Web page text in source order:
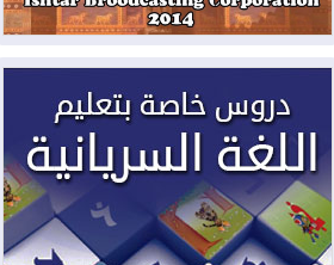
2026-08-03رئيس إقليم كوردستان في
2026-08-03العراق يؤكد مجدداً التزامه
بمنع الهجمات على الدول المجاورة
2026-08-03العجز والاقتراض يطوقان
المالية العراقية.. اقتراض يتجاوز 3 تريليونات
دينار!